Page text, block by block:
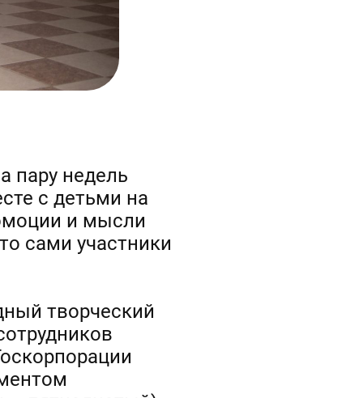
пару недель
с детьми на
и мысли
сами участники
творческий